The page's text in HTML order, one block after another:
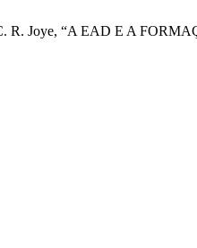
R. Joye, “A EAD E A